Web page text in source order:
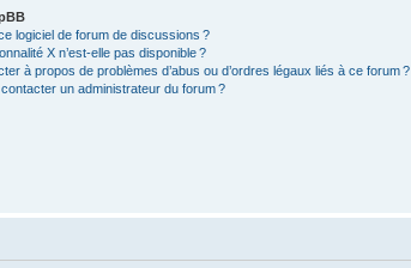
logiciel de forum de discussions ?
X n’est-elle pas disponible ?
à propos de problèmes d’abus ou d’ordres légaux liés à ce forum ?
un administrateur du forum ?